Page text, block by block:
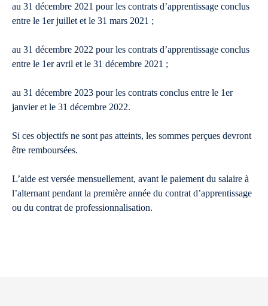
au 31 décembre 2021 pour les contrats d’apprentissage conclus
entre le 1er juillet et le 31 mars 2021 ;
au 31 décembre 2022 pour les contrats d’apprentissage conclus
entre le 1er avril et le 31 décembre 2021 ;
au 31 décembre 2023 pour les contrats conclus entre le 1er
janvier et le 31 décembre 2022.
Si ces objectifs ne sont pas atteints, les sommes perçues devront
être remboursées.
L’aide est versée mensuellement, avant le paiement du salaire à
l’alternant pendant la première année du contrat d’apprentissage
ou du contrat de professionnalisation.